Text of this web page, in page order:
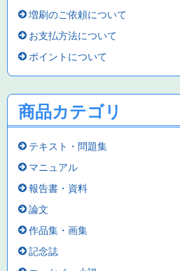
増刷のご依頼について
お支払方法について
ポイントについて
商品カテゴリ
テキスト・問題集
マニュアル
報告書・資料
論文
作品集・画集
記念誌